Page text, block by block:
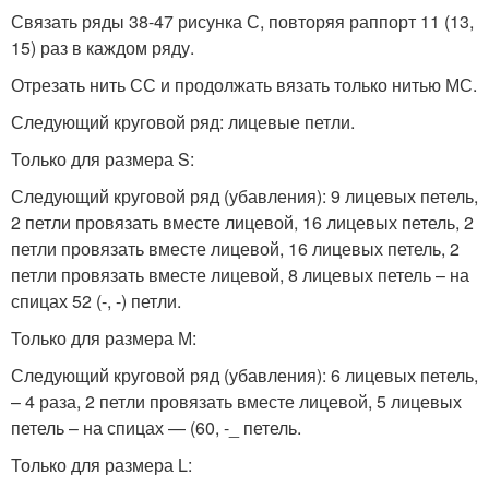
Связать ряды 38-47 рисунка С, повторяя раппорт 11 (13,
15) раз в каждом ряду.
Отрезать нить СС и продолжать вязать только нитью МС.
Следующий круговой ряд: лицевые петли.
Только для размера S:
Следующий круговой ряд (убавления): 9 лицевых петель,
2 петли провязать вместе лицевой, 16 лицевых петель, 2
петли провязать вместе лицевой, 16 лицевых петель, 2
петли провязать вместе лицевой, 8 лицевых петель – на
спицах 52 (-, -) петли.
Только для размера М:
Следующий круговой ряд (убавления): 6 лицевых петель,
– 4 раза, 2 петли провязать вместе лицевой, 5 лицевых
петель – на спицах — (60, -_ петель.
Только для размера L: